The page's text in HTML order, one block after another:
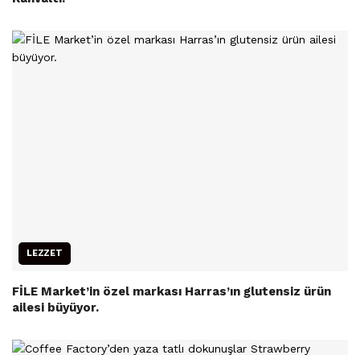
LEZZET
FİLE Market’in özel markası Harras’ın glutensiz ürün
ailesi büyüyor.